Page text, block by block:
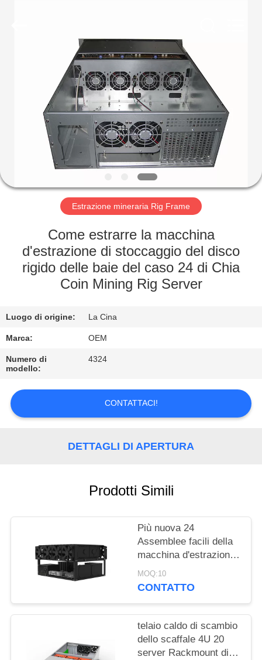
PRODOTTI
CIRCA
GIRO
FABBRICA
CONTROLLO
CONTATTICI
CASI
Estrazione mineraria Rig Frame
Come estrarre la macchina
d'estrazione di stoccaggio del disco
rigido delle baie del caso 24 di Chia
Coin Mining Rig Server
Luogo di origine: La Cina
Marca: OEM
Numero di
modello:
4324
CONTATTACI!
DETTAGLI DI APERTURA
Prodotti Simili
Più nuova 24
Assemblee facili della
macchina d'estrazione
della moneta di Rig
Frame Open Air Chia di
MOQ:10
CONTATTO
telaio caldo di scambio
dello scaffale 4U 20
server Rackmount di